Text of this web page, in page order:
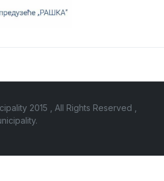
2015 , All Rights Reserved ,
.